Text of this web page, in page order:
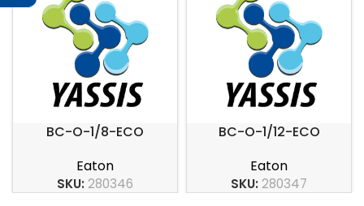
BC-O-1/8-ECO
Eaton
SKU:280346
BC-O-1/12-ECO
Eaton
SKU:280347